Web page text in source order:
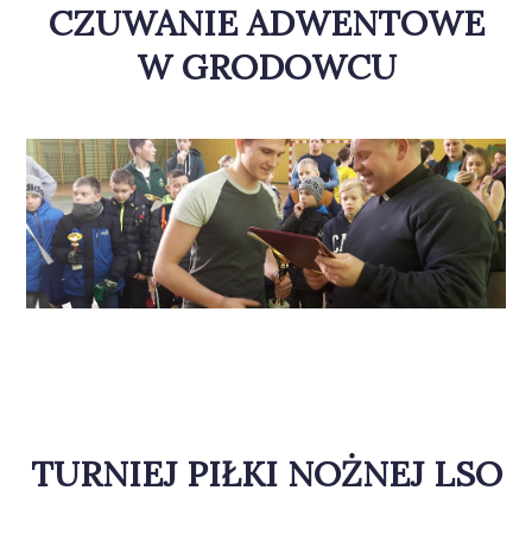
CZUWANIE ADWENTOWE
W GRODOWCU
TURNIEJ PIŁKI NOŻNEJ LSO